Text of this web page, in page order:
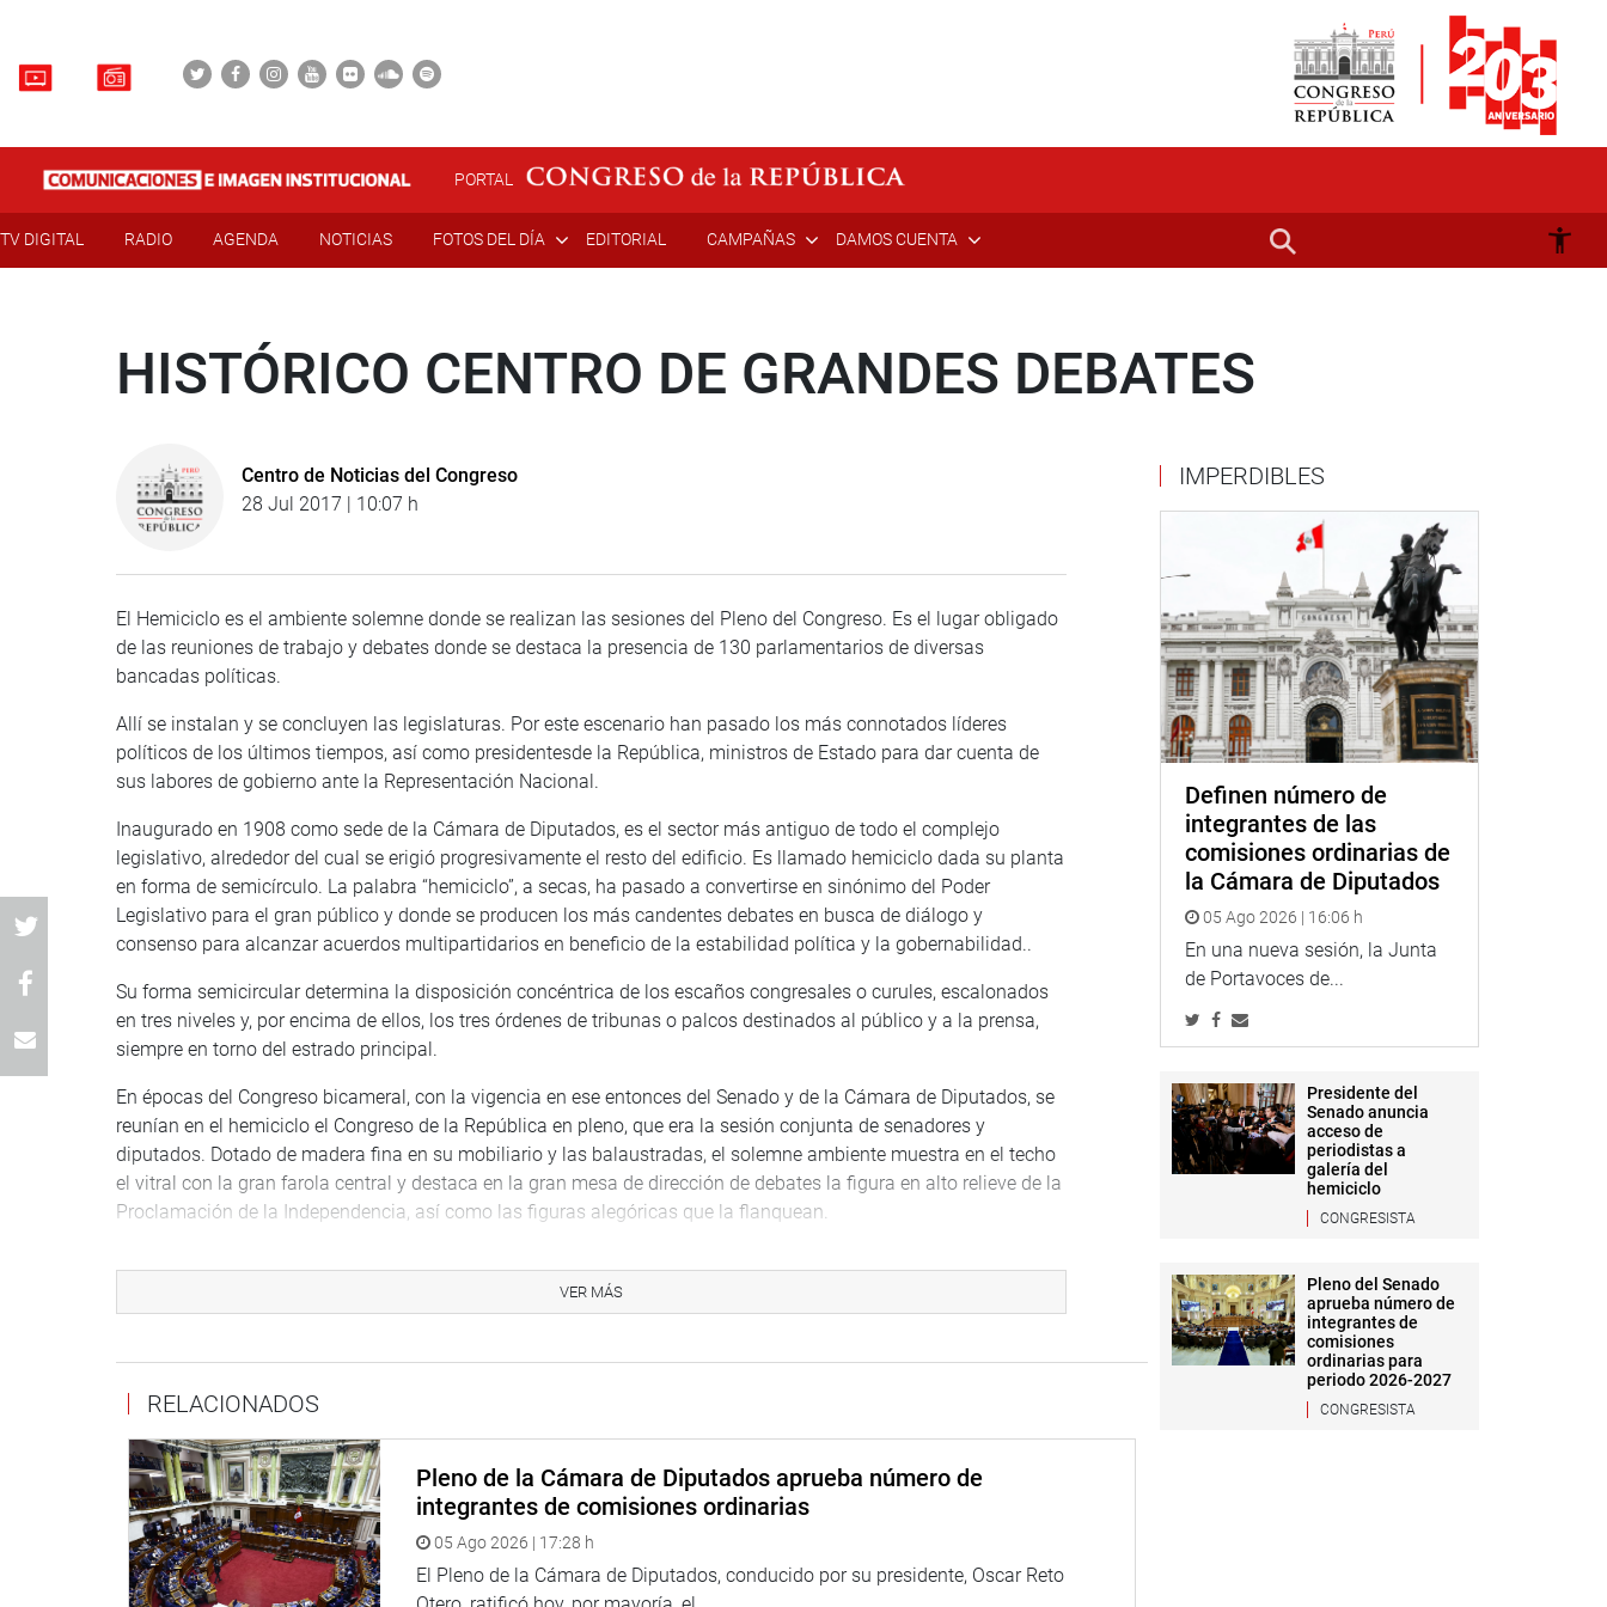
PORTAL
TV DIGITAL RADIO AGENDA NOTICIAS FOTOS DEL DÍA EDITORIAL CAMPAÑAS DAMOS CUENTA
HISTÓRICO CENTRO DE GRANDES DEBATES
Centro de Noticias del Congreso
28 Jul 2017 | 10:07 h
El Hemiciclo es el ambiente solemne donde se realizan las sesiones del Pleno del Congreso. Es el lugar obligado
de las reuniones de trabajo y debates donde se destaca la presencia de 130 parlamentarios de diversas
bancadas políticas.
Allí se instalan y se concluyen las legislaturas. Por este escenario han pasado los más connotados líderes
políticos de los últimos tiempos, así como presidentesde la República, ministros de Estado para dar cuenta de
sus labores de gobierno ante la Representación Nacional.
Inaugurado en 1908 como sede de la Cámara de Diputados, es el sector más antiguo de todo el complejo
legislativo, alrededor del cual se erigió progresivamente el resto del edificio. Es llamado hemiciclo dada su planta
en forma de semicírculo. La palabra “hemiciclo”, a secas, ha pasado a convertirse en sinónimo del Poder
Legislativo para el gran público y donde se producen los más candentes debates en busca de diálogo y
consenso para alcanzar acuerdos multipartidarios en beneficio de la estabilidad política y la gobernabilidad..
Su forma semicircular determina la disposición concéntrica de los escaños congresales o curules, escalonados
en tres niveles y, por encima de ellos, los tres órdenes de tribunas o palcos destinados al público y a la prensa,
siempre en torno del estrado principal.
En épocas del Congreso bicameral, con la vigencia en ese entonces del Senado y de la Cámara de Diputados, se
reunían en el hemiciclo el Congreso de la República en pleno, que era la sesión conjunta de senadores y
diputados. Dotado de madera fina en su mobiliario y las balaustradas, el solemne ambiente muestra en el techo
el vitral con la gran farola central y destaca en la gran mesa de dirección de debates la figura en alto relieve de la
Proclamación de la Independencia, así como las figuras alegóricas que la flanquean.
En el centro del hemiciclo se aprecia una farola en la que se construyó un artístico vitral que representa al Sol
lema recordatorio e inspiración para el trabajo de los legisladores: ars, pax, jus, lex; vale decir, arte, paz, justicia
y ley. Otros lemas rodean la base del domo: RP (República Peruana), verbus unitis, patria y justitia. (EPA).
PRENSA CONGRESO
VER MÁS
RELACIONADOS
Pleno de la Cámara de Diputados aprueba número de
integrantes de comisiones ordinarias
05 Ago 2026 | 17:28 h
El Pleno de la Cámara de Diputados, conducido por su presidente, Oscar Reto
IMPERDIBLES
Definen número de
integrantes de las
comisiones ordinarias de
la Cámara de Diputados
05 Ago 2026 | 16:06 h
En una nueva sesión, la Junta
de Portavoces de...
Presidente del
Senado anuncia
acceso de
periodistas a
galería del
hemiciclo
CONGRESISTA
Pleno del Senado
aprueba número de
integrantes de
comisiones
ordinarias para
periodo 2026-2027
CONGRESISTA